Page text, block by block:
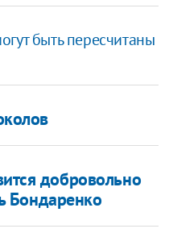
быть пересчитаны
добровольно
Бондаренко